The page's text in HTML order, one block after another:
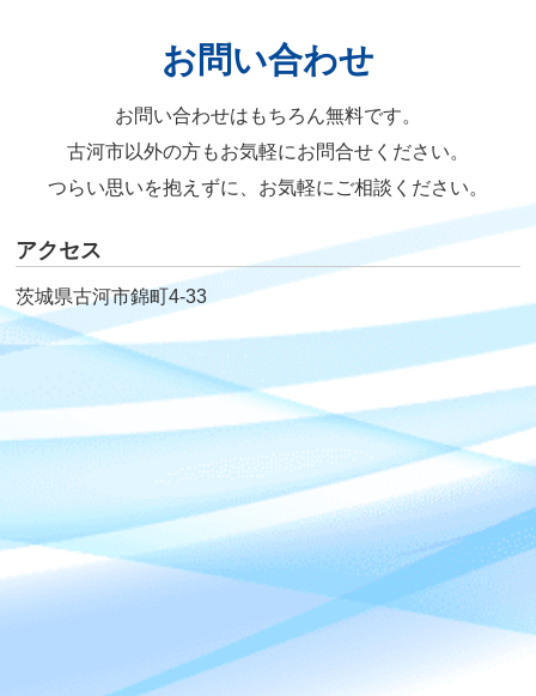
お問い合わせ
お問い合わせはもちろん無料です。
古河市以外の方もお気軽にお問合せください。
つらい思いを抱えずに、お気軽にご相談ください。
アクセス
茨城県古河市錦町4-33